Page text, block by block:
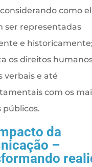
como
ser representadas
e
os direitos
verbais e até
com os
públicos.
da
–